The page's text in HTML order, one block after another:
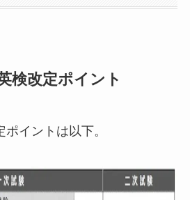
検改定ポイント
イントは以下。